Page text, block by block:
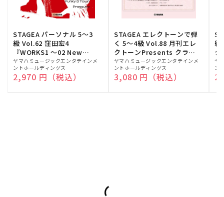
STAGEA パーソナル 5～3
級 Vol.62 窪田宏4
『WORKS1 ～02 New
edition～』
販
売
元:
ヤマハミュージックエンタテインメ
ントホールディングス
通常価格
2,970 円（税込）
STAGEA エレクトーンで弾
く 5～4級 Vol.88 月刊エレ
クトーンPresents クラシ
ック名曲集
販
売
元:
ヤマハミュージックエンタテインメ
ントホールディングス
通常価格
3,080 円（税込）
級
ク
販
売
元:
ヤ
ン